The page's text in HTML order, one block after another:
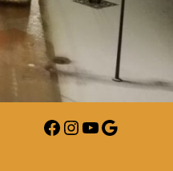
Facebook
Instagram
YouTube
Google